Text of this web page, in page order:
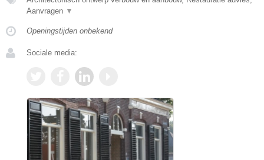
Aanvragen ▼
Openingstijden onbekend
Sociale media: